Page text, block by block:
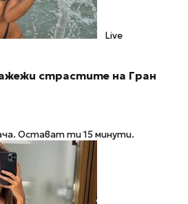
Live
страстите на Гран
Остават ти 15 минути.